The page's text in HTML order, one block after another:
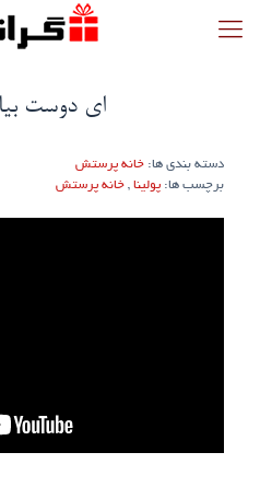
ای دوست بیا
دسته بندی ها: خانه پرستش
برچسب ها: پولینا , خانه پرستش